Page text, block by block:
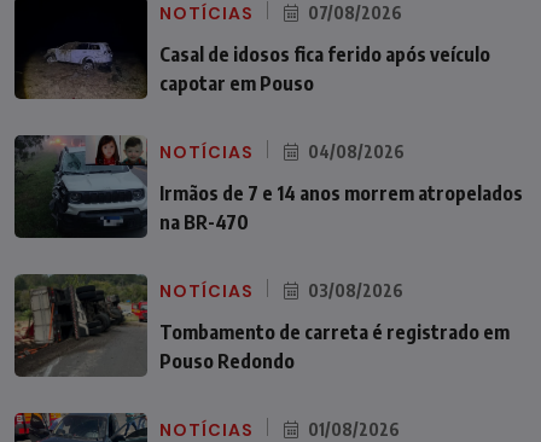
NOTÍCIAS 07/08/2026
Casal de idosos fica ferido após veículo
capotar em Pouso
NOTÍCIAS 04/08/2026
Irmãos de 7 e 14 anos morrem atropelados
na BR-470
NOTÍCIAS 03/08/2026
Tombamento de carreta é registrado em
Pouso Redondo
NOTÍCIAS 01/08/2026